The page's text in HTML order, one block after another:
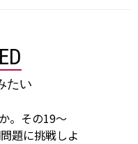
たい
。その19～
題に挑戦しよ